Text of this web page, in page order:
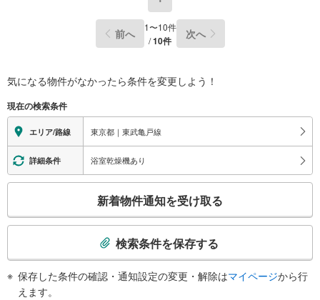
前へ 1〜10件
/10件 次へ
気になる物件がなかったら条件を変更しよう！
現在の検索条件
エリア/路線 東京都｜東武亀戸線
詳細条件 浴室乾燥機あり
検
新着物件通知を受け取る
検索条件を保存する
保存した条件の確認・通知設定の変更・解除はマイページから行
えます。